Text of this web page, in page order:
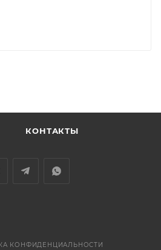
КОНТАКТЫ
КОНФИДЕНЦИАЛЬНОСТИ